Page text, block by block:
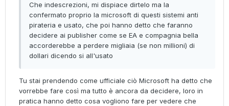
Che indescrezioni, mi dispiace dirtelo ma la
confermato proprio la microsoft di questi sistemi anti
pirateria e usato, che poi hanno detto che faranno
decidere ai publisher come se EA e compagnia bella
accorderebbe a perdere migliaia (se non millioni) di
dollari dicendo si all'usato
Tu stai prendendo come ufficiale ciò Microsoft ha detto che
vorrebbe fare così ma tutto è ancora da decidere, loro in
pratica hanno detto cosa vogliono fare per vedere che